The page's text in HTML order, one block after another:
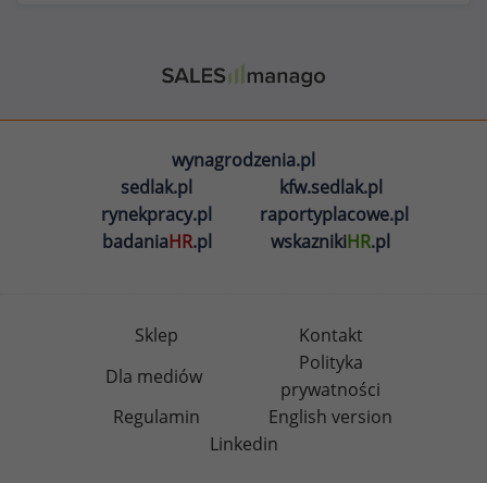
wynagrodzenia.pl
sedlak.pl
kfw.sedlak.pl
rynekpracy.pl
raportyplacowe.pl
badaniaHR.pl wskaznikiHR.pl
Sklep
Kontakt
Dla mediów
Polityka
prywatności
Regulamin
English version
Linkedin